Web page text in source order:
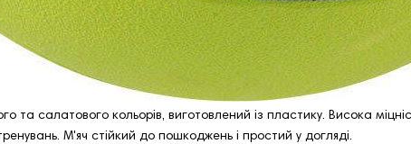
та салатового кольорів, виготовлений із пластику. Висока
М'яч стійкий до пошкоджень і простий у догляді.